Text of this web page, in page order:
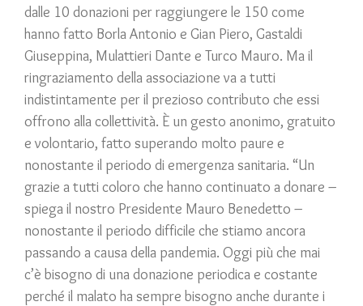
dalle 10 donazioni per raggiungere le 150 come
hanno fatto Borla Antonio e Gian Piero, Gastaldi
Giuseppina, Mulattieri Dante e Turco Mauro. Ma il
ringraziamento della associazione va a tutti
indistintamente per il prezioso contributo che essi
offrono alla collettività. È un gesto anonimo, gratuito
e volontario, fatto superando molto paure e
nonostante il periodo di emergenza sanitaria. “Un
grazie a tutti coloro che hanno continuato a donare –
spiega il nostro Presidente Mauro Benedetto –
nonostante il periodo difficile che stiamo ancora
passando a causa della pandemia. Oggi più che mai
c’è bisogno di una donazione periodica e costante
perché il malato ha sempre bisogno anche durante i